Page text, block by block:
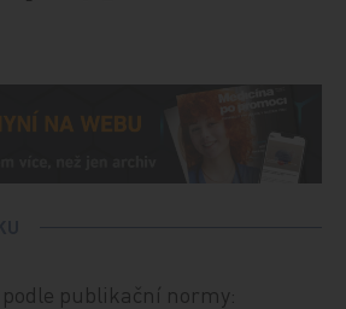
publikační normy: